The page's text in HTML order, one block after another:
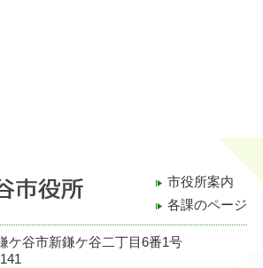
市役所案内
各課のページ
谷市新鎌ケ谷二丁目6番1号